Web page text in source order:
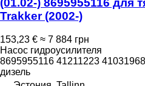
(01.02-) 8695955116 для
Trakker (2002-)
153,23 € ≈ 7 884 грн
Насос гидроусилителя
8695955116 41211223
дизель